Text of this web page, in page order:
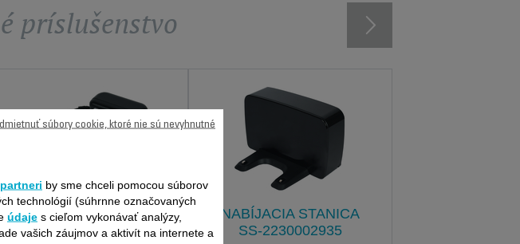
príslušenstvo
NAPÁJANIE 19 V RS-
2230002092
NABÍJACIA STANICA
SS-2230002935
partneri by sme chceli pomocou súborov
technológií (súhrnne označovaných
údaje s cieľom vykonávať analýzy,
vašich záujmov a aktivít na internete a
súbory cookie, ktoré nie sú nevyhnutné